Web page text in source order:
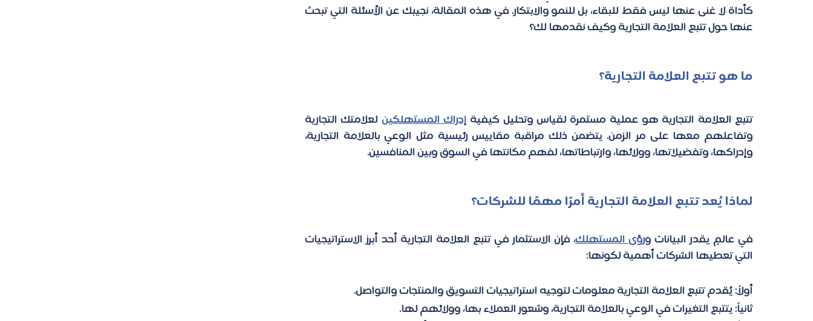
عنها حول تتبع العلامة التجارية وكيف نقدمها لك؟
ما هو تتبع العلامة التجارية؟
تتبع العلامة التجارية هو عملية مستمرة لقياس وتحليل كيفية إدراك المستهلكين
وإدراكها، وتفضيلاتها، وولائها، وارتباطاتها، لفهم مكانتها في السوق وبين المنافسين.
لماذا يُعد تتبع العلامة التجارية أمرًا مهمًا للشركات؟
في عالمٍ يقدر البيانات ورؤى المستهلك
التي تعطيها الشركات أهمية لكونها:
أولاً: يُقدم تتبع العلامة التجارية معلومات لتوجيه استراتيجيات التسويق والمنتجات والتواصل.
ثانياً: يتتبع التغيرات في الوعي بالعلامة التجارية، وشعور العملاء بها، وولائهم لها.